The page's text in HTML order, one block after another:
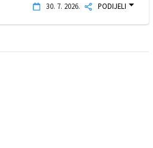
30. 7. 2026. PODIJELI